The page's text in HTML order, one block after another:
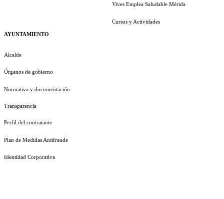
AYUNTAMIENTO
Alcalde
Órganos de gobierno
Normativa y documentación
Transparencia
Perfil del contratante
Plan de Medidas Antifraude
Identidad Corporativa
Vives Emplea Saludable Mérida
Cursos y Actividades